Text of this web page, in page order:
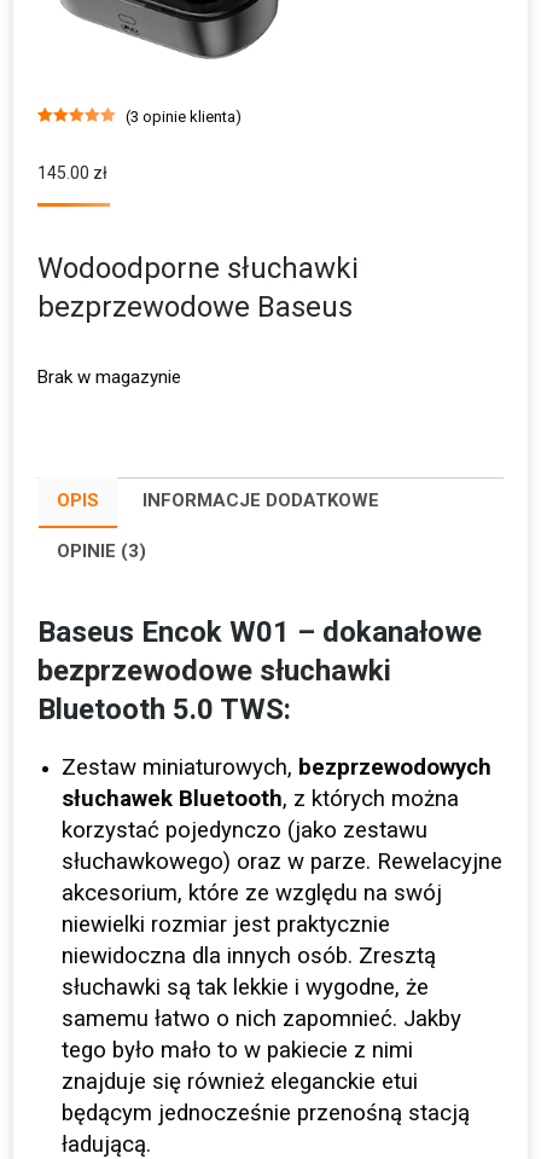
145.00 zł
podstawie
ocen
(3 opinie klienta)
Wodoodporne słuchawki
bezprzewodowe Baseus
Brak w magazynie
OPIS INFORMACJE DODATKOWE
OPINIE (3)
Baseus Encok W01 – dokanałowe
bezprzewodowe słuchawki
Bluetooth 5.0 TWS:
Zestaw miniaturowych, bezprzewodowych
słuchawek Bluetooth, z których można
korzystać pojedynczo (jako zestawu
słuchawkowego) oraz w parze. Rewelacyjne
akcesorium, które ze względu na swój
niewielki rozmiar jest praktycznie
niewidoczna dla innych osób. Zresztą
słuchawki są tak lekkie i wygodne, że
samemu łatwo o nich zapomnieć. Jakby
tego było mało to w pakiecie z nimi
znajduje się również eleganckie etui
będącym jednocześnie przenośną stacją
ładującą.